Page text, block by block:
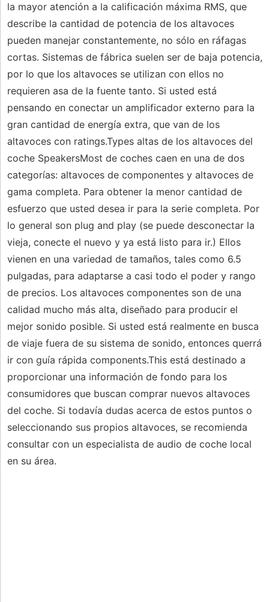
la mayor atención a la calificación máxima RMS, que
describe la cantidad de potencia de los altavoces
pueden manejar constantemente, no sólo en ráfagas
cortas. Sistemas de fábrica suelen ser de baja potencia,
por lo que los altavoces se utilizan con ellos no
requieren asa de la fuente tanto. Si usted está
pensando en conectar un amplificador externo para la
gran cantidad de energía extra, que van de los
altavoces con ratings.Types altas de los altavoces del
coche SpeakersMost de coches caen en una de dos
categorías: altavoces de componentes y altavoces de
gama completa. Para obtener la menor cantidad de
esfuerzo que usted desea ir para la serie completa. Por
lo general son plug and play (se puede desconectar la
vieja, conecte el nuevo y ya está listo para ir.) Ellos
vienen en una variedad de tamaños, tales como 6.5
pulgadas, para adaptarse a casi todo el poder y rango
de precios. Los altavoces componentes son de una
calidad mucho más alta, diseñado para producir el
mejor sonido posible. Si usted está realmente en busca
de viaje fuera de su sistema de sonido, entonces querrá
ir con guía rápida components.This está destinado a
proporcionar una información de fondo para los
consumidores que buscan comprar nuevos altavoces
del coche. Si todavía dudas acerca de estos puntos o
seleccionando sus propios altavoces, se recomienda
consultar con un especialista de audio de coche local
en su área.